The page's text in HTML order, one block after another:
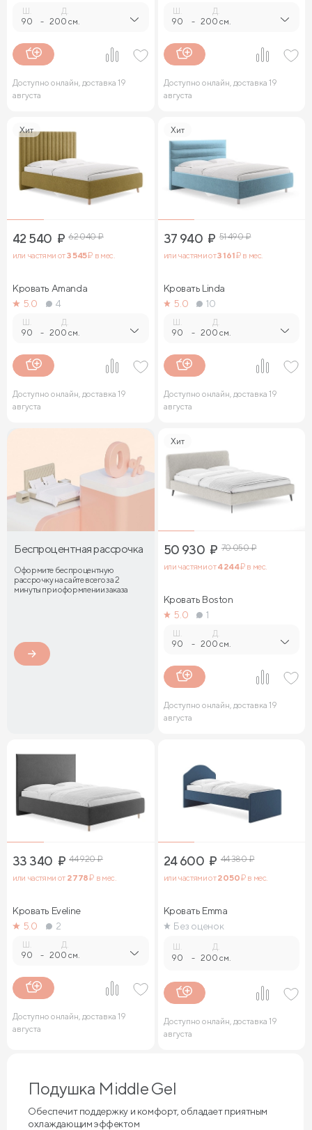
90 -
Д.
200 см.
Доступно онлайн, доставка 19
августа
90 -
Д.
200 см.
Доступно онлайн, доставка 19
августа
Хит
42 540 ₽ 62 040₽
или частями от3 545₽ в мес.
Кровать Amanda
5.0
4
90 -
Д.
200 см.
Доступно онлайн, доставка 19
августа
Хит
37 940 ₽ 51 490₽
или частями от3 161₽ в мес.
Кровать Linda
5.0
10
90 -
Д.
200 см.
Доступно онлайн, доставка 19
августа
Беспроцентная рассрочка
Оформите беспроцентную
рассрочку на сайте всего за 2
минуты при оформлении заказа
Хит
50 930 ₽ 70 050₽
или частями от4 244₽ в мес.
Кровать Boston
5.0
1
90 -
Д.
200 см.
Доступно онлайн, доставка 19
августа
33 340 ₽ 44 920₽
или частями от 2 778₽ в мес.
Кровать Eveline
5.0
2
90 -
Д.
200 см.
Доступно онлайн, доставка 19
августа
24 600 ₽ 44 380₽
или частями от2 050₽ в мес.
Кровать Emma
Без оценок
90 -
Д.
200 см.
Доступно онлайн, доставка 19
августа
Подушка Middle Gel
Обеспечит поддержку и комфорт, обладает приятным
охлаждающим эффектом